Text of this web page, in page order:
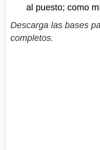
al puesto; como
Descarga las bases
completos.